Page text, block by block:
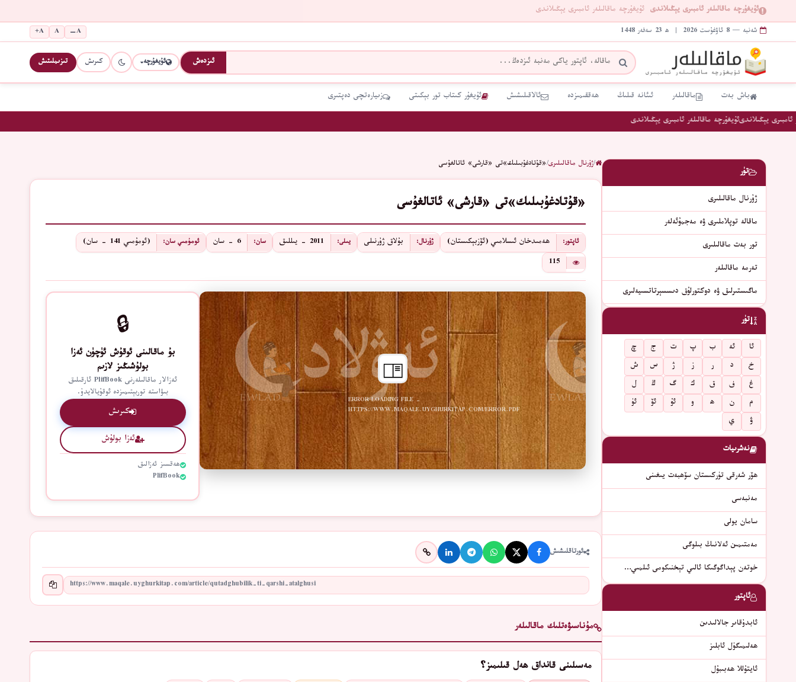
ئۇيغۇرچە ماقالىلەر ئامبىرى يېڭىلاندى ئۇيغۇرچە ماقالىلەر ئامبىرى يېڭىلاندى
شەنبە — 8 ئاۋغۇست 2026 | ھ 23 سەفەر 1448 A−
A
A+
ئىزدەش ئۇيغۇرچە كىرىش تىزىملىتىش
باش بەت ماقالىلەر ئىئانە قىلىڭ ھەققىمىزدە ئالاقىلىشىش ئۇيغۇر كىتاب تور بېكىتى زىيارەتچى دەپتىرى
يېڭىلاندىئۇيغۇرچە ماقالىلەر ئامبىرى يېڭىلاندى
/ژۇرنال ماقالىلىرى/«قۇتادغۇبىلىك»تى «قارشى» ئاتالغۇسى
«قۇتادغۇبىلىك»تى «قارشى» ئاتالغۇسى
ئاپتور: ھەمىدخان ئىسلامىي (ئۆزبېكىستان) ژۇرنال: بۇلاق ژۇرنىلى يىلى: 2011 - يىللىق سان: 6 - سان ئومۇمىي سان:
(ئومۇمىي 141 - سان)
115
ERROR LOADING FILE -
HTTPS://WWW.MAQALE.UYGHURKITAP.COM/ERROR.PDF
🔒
بۇ ماقالىنى ئوقۇش ئۈچۈن ئەزا
بولۇشىڭىز لازىم
ئەزالار ماقالىلەرنى PlifBook ئارقىلىق
بىۋاستە توربېتىمىزدە ئوقۇيالايدۇ.
كىرىش
ئەزا بولۇش
ھەقسىز ئەزالىق
PlifBook
ئورتاقلىشىش
مۇناسىۋەتلىك ماقالىلەر
مەسىلىنى قانداق ھەل قىلىمىز؟
تۈر
ژۇرنال ماقالىلىرى
ماقالە توپلاملىرى ۋە مەجمۇئەلەر
تور بەت ماقالىلىرى
تەرمە ماقالىلەر
ماگىستىرلىق ۋە دوكتورلۇق دىسسېرتاتسىيەلىرى
تۈر
ئا ئە ب پ ت ج
چ
خ
د ر ز ژ س
ش
غ
ف ق ك گ ڭ
ل
م
ن ھ و ئۇ ئۆ
ئۈ
ۋ
ي
نەشرىيات
ھۆر شەرقى تۈركىستان سۆھبەت يىغىنى
مەنبەسى
سامان يولى
مەمتىمىن ئەلانىڭ بىلوگى
خوتەن پېداگوگىكا ئالىي تېخنىكومى ئىلمىي…
ئاپتور
ئابدۇقاىر جالالىدىن
ھەلىمىگۈل ئابلىز
ئايتۇللا ھەبىبۇل